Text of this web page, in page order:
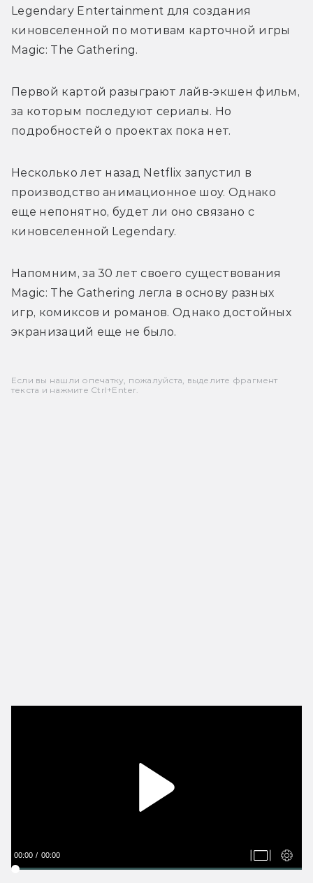
Legendary Entertainment для создания
Magic: The Gathering.
Первой картой разыграют лайв-экшен фильм,
за которым последуют сериалы. Но
подробностей о проектах пока нет.
Несколько лет назад Netflix запустил в
производство анимационное шоу. Однако
еще непонятно, будет ли оно связано с
киновселенной Legendary.
Напомним, за 30 лет своего существования
Magic: The Gathering легла в основу разных
игр, комиксов и романов. Однако достойных
экранизаций еще не было.
Если вы нашли опечатку, пожалуйста, выделите фрагмент
текста и нажмите Ctrl+Enter.
00:00 00:00